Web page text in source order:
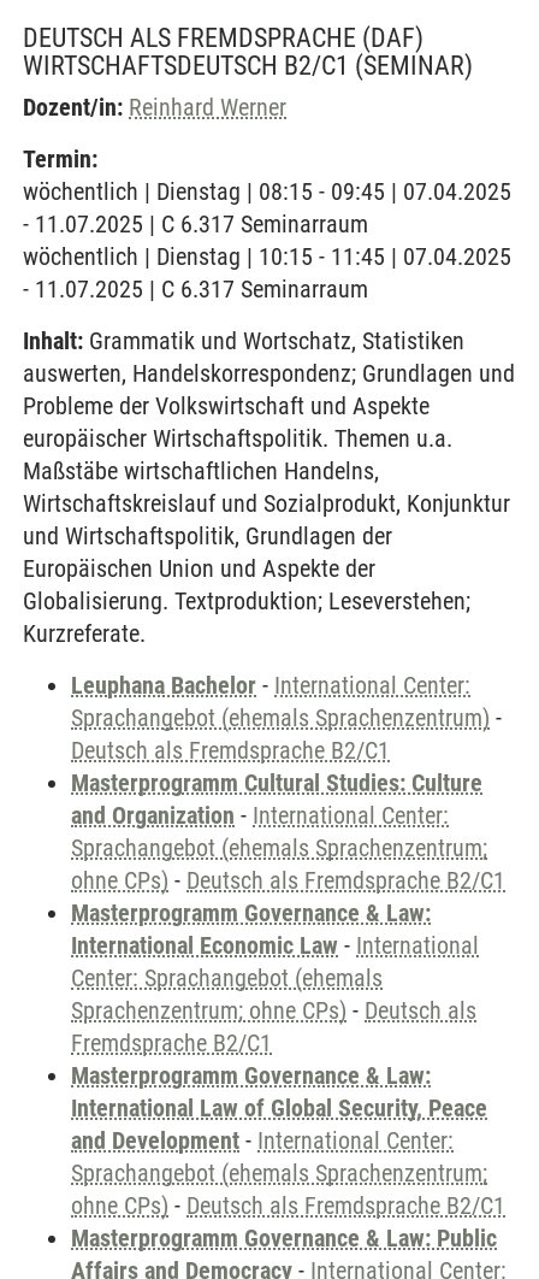
DEUTSCH ALS FREMDSPRACHE (DAF)
WIRTSCHAFTSDEUTSCH B2/C1 (SEMINAR)
Dozent/in: Reinhard Werner
Termin:
wöchentlich | Dienstag | 08:15 - 09:45 | 07.04.2025
- 11.07.2025 | C 6.317 Seminarraum
wöchentlich | Dienstag | 10:15 - 11:45 | 07.04.2025
- 11.07.2025 | C 6.317 Seminarraum
Inhalt: Grammatik und Wortschatz, Statistiken
auswerten, Handelskorrespondenz; Grundlagen und
Probleme der Volkswirtschaft und Aspekte
europäischer Wirtschaftspolitik. Themen u.a.
Maßstäbe wirtschaftlichen Handelns,
Wirtschaftskreislauf und Sozialprodukt, Konjunktur
und Wirtschaftspolitik, Grundlagen der
Europäischen Union und Aspekte der
Globalisierung. Textproduktion; Leseverstehen;
Kurzreferate.
Leuphana Bachelor - International Center:
Sprachangebot (ehemals Sprachenzentrum) -
Deutsch als Fremdsprache B2/C1
Masterprogramm Cultural Studies: Culture
and Organization - International Center:
Sprachangebot (ehemals Sprachenzentrum;
ohne CPs) - Deutsch als Fremdsprache B2/C1
Masterprogramm Governance & Law:
International Economic Law - International
Center: Sprachangebot (ehemals
Sprachenzentrum; ohne CPs) - Deutsch als
Fremdsprache B2/C1
Masterprogramm Governance & Law:
International Law of Global Security, Peace
and Development - International Center:
Sprachangebot (ehemals Sprachenzentrum;
ohne CPs) - Deutsch als Fremdsprache B2/C1
Masterprogramm Governance & Law: Public
Affairs and Democracy - International Center: